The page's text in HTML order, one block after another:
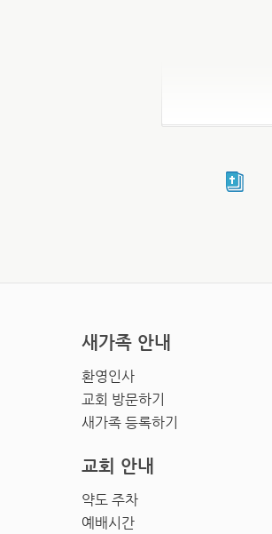
새가족 안내
환영인사
교회 방문하기
새가족 등록하기
교회 안내
약도 주차
예배시간